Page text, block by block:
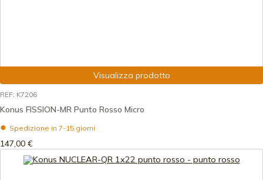
Visualizza prodotto
REF: K7206
Konus FISSION-MR Punto Rosso Micro
Spedizione in 7-15 giorni
147,00 €